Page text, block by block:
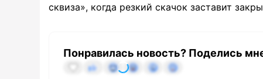
сквиза», когда резкий скачок заставит
Понравилась новость? Поделись